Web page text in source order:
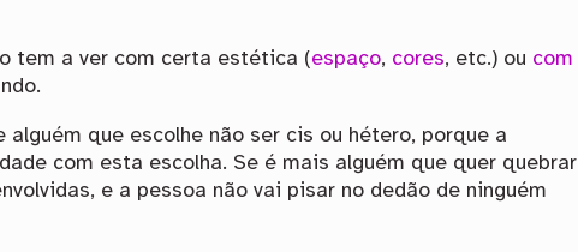
tem a ver com certa estética (espaço, cores, etc.) ou com
que escolhe não ser cis ou hétero, porque a
com esta escolha. Se é mais alguém que quer quebrar
e a pessoa não vai pisar no dedão de ninguém